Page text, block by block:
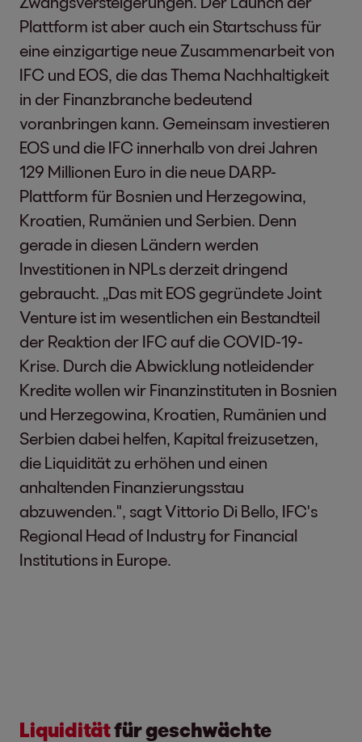
Plattform ist aber auch ein Startschuss für
eine einzigartige neue Zusammenarbeit von
IFC und EOS, die das Thema Nachhaltigkeit
in der Finanzbranche bedeutend
voranbringen kann. Gemeinsam investieren
EOS und die IFC innerhalb von drei Jahren
129 Millionen Euro in die neue DARP-
Plattform für Bosnien und Herzegowina,
Kroatien, Rumänien und Serbien. Denn
gerade in diesen Ländern werden
Investitionen in NPLs derzeit dringend
gebraucht. „Das mit EOS gegründete Joint
Venture ist im wesentlichen ein Bestandteil
der Reaktion der IFC auf die COVID-19-
Krise. Durch die Abwicklung notleidender
Kredite wollen wir Finanzinstituten in Bosnien
und Herzegowina, Kroatien, Rumänien und
Serbien dabei helfen, Kapital freizusetzen,
die Liquidität zu erhöhen und einen
anhaltenden Finanzierungsstau
abzuwenden.", sagt Vittorio Di Bello, IFC's
Regional Head of Industry for Financial
Institutions in Europe.
Liquiditätfür geschwächte